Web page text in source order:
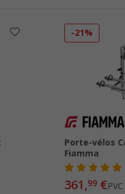
-21%
Porte-vélos
Fiamma
361,99 €